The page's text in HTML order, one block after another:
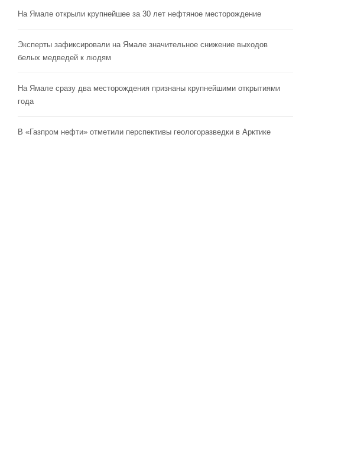
На Ямале открыли крупнейшее за 30 лет нефтяное месторождение
Эксперты зафиксировали на Ямале значительное снижение выходов
белых медведей к людям
На Ямале сразу два месторождения признаны крупнейшими открытиями
года
В «Газпром нефти» отметили перспективы геологоразведки в Арктике